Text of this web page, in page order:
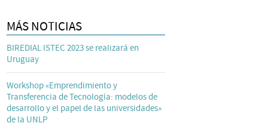
MÁS NOTICIAS
BIREDIAL ISTEC 2023 se realizará en
Uruguay
Workshop «Emprendimiento y
Transferencia de Tecnología: modelos de
desarrollo y el papel de las universidades»
de la UNLP